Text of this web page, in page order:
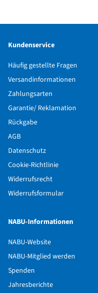
Kundenservice
Häufig gestellte Fragen
Versandinformationen
Zahlungsarten
Garantie/ Reklamation
Rückgabe
AGB
Datenschutz
Cookie-Richtlinie
Widerrufsrecht
Widerrufsformular
NABU-Informationen
NABU-Website
NABU-Mitglied werden
Spenden
Jahresberichte